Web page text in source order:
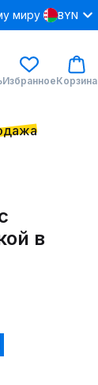
миру BYN
ИзбранноеКорзина
в